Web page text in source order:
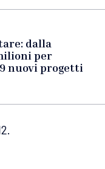
dalla
per
nuovi progetti